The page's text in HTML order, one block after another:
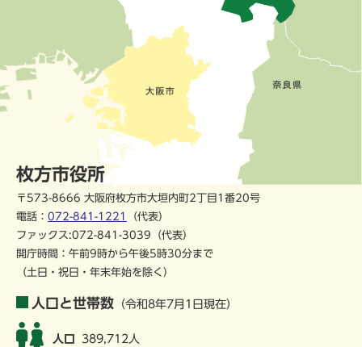
枚方市役所
〒573-8666 大阪府枚方市大垣内町2丁目1番20号
電話： 072-841-1221
（代表）
ファックス:072-841-3039（代表）
開庁時間：午前9時から午後5時30分まで
（土日・祝日・年末年始を除く）
人口と世帯数 （令和8年7月1日現在）
人口 389,712人